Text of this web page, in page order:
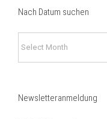
Nach Datum suchen
Datum
Newsletteranmeldung